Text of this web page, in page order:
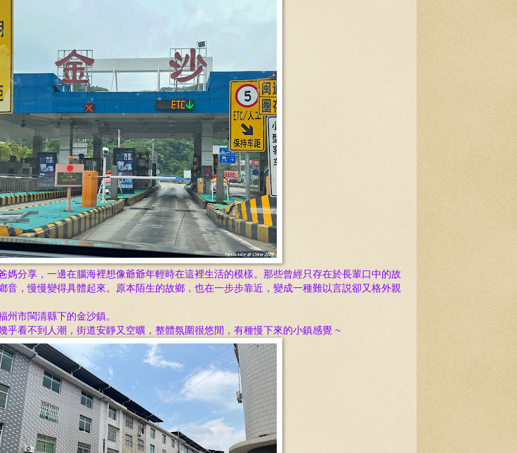
媽分享，一邊在腦海裡想像爺爺年輕時在這裡生活的模樣。那些曾經只存在於長輩口中的故
音，慢慢變得具體起來。原本陌生的故鄉，也在一步步靠近，變成一種難以言説卻又格外親
州市閩清縣下的金沙鎮。
乎看不到人潮，街道安靜又空曠，整體氛圍很悠閒，有種慢下來的小鎮感覺 ~